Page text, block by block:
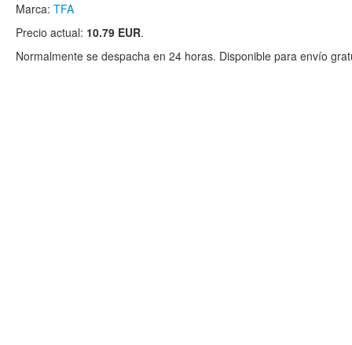
Marca: TFA
Precio actual: 10.79 EUR.
Normalmente se despacha en 24 horas. Disponible para envío